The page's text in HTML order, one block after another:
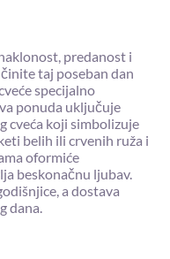
predanost i
taj poseban dan
specijalno
ponuda uključuje
cveća koji simbolizuje
belih ili crvenih ruža i
oformiće
beskonačnu ljubav.
a dostava
dana.